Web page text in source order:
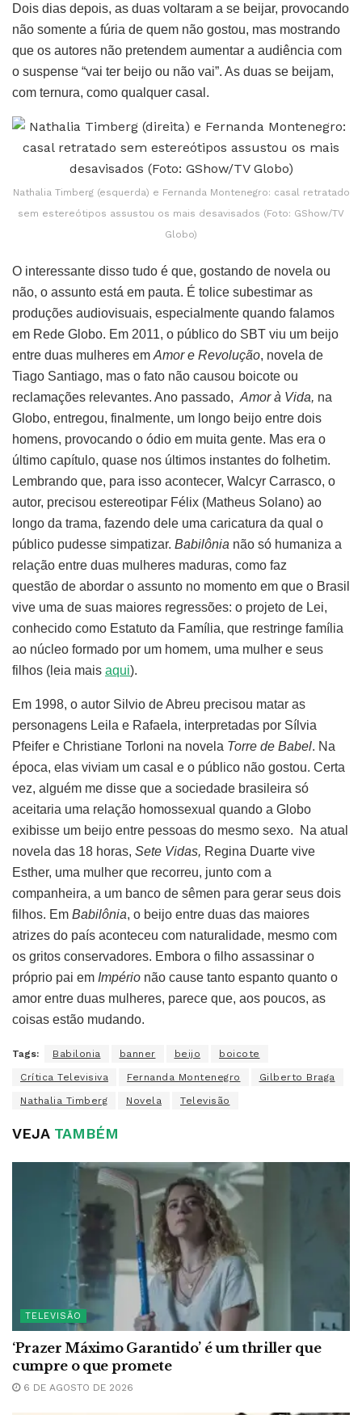
Dois dias depois, as duas voltaram a se beijar, provocando
não somente a fúria de quem não gostou, mas mostrando
que os autores não pretendem aumentar a audiência com
o suspense “vai ter beijo ou não vai”. As duas se beijam,
com ternura, como qualquer casal.
Nathalia Timberg (esquerda) e Fernanda Montenegro: casal retratado
sem estereótipos assustou os mais desavisados (Foto: GShow/TV
Globo)
O interessante disso tudo é que, gostando de novela ou
não, o assunto está em pauta. É tolice subestimar as
produções audiovisuais, especialmente quando falamos
em Rede Globo. Em 2011, o público do SBT viu um beijo
entre duas mulheres em Amor e Revolução, novela de
Tiago Santiago, mas o fato não causou boicote ou
reclamações relevantes. Ano passado, Amor à Vida, na
Globo, entregou, finalmente, um longo beijo entre dois
homens, provocando o ódio em muita gente. Mas era o
último capítulo, quase nos últimos instantes do folhetim.
Lembrando que, para isso acontecer, Walcyr Carrasco, o
autor, precisou estereotipar Félix (Matheus Solano) ao
longo da trama, fazendo dele uma caricatura da qual o
público pudesse simpatizar. Babilônia não só humaniza a
relação entre duas mulheres maduras, como faz
questão de abordar o assunto no momento em que o Brasil
vive uma de suas maiores regressões: o projeto de Lei,
conhecido como Estatuto da Família, que restringe família
ao núcleo formado por um homem, uma mulher e seus
filhos (leia mais aqui).
Em 1998, o autor Silvio de Abreu precisou matar as
personagens Leila e Rafaela, interpretadas por Sílvia
Pfeifer e Christiane Torloni na novela Torre de Babel. Na
época, elas viviam um casal e o público não gostou. Certa
vez, alguém me disse que a sociedade brasileira só
aceitaria uma relação homossexual quando a Globo
exibisse um beijo entre pessoas do mesmo sexo. Na atual
novela das 18 horas, Sete Vidas, Regina Duarte vive
Esther, uma mulher que recorreu, junto com a
companheira, a um banco de sêmen para gerar seus dois
filhos. Em Babilônia, o beijo entre duas das maiores
atrizes do país aconteceu com naturalidade, mesmo com
os gritos conservadores. Embora o filho assassinar o
próprio pai em Império não cause tanto espanto quanto o
amor entre duas mulheres, parece que, aos poucos, as
coisas estão mudando.
Tags: Babilonia banner beijo boicote
Crítica Televisiva Fernanda Montenegro Gilberto Braga
Nathalia Timberg Novela Televisão
VEJATAMBÉM
TELEVISÃO
‘Prazer Máximo Garantido’ é um thriller que
cumpre o que promete
6 DE AGOSTO DE 2026